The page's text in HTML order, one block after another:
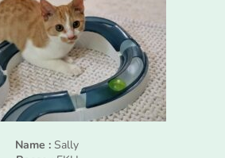
Name : Sally